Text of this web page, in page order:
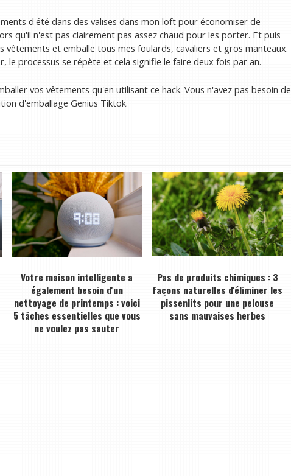
d'été dans des valises dans mon loft pour économiser de
qu'il n'est pas clairement pas assez chaud pour les porter. Et puis
vêtements et emballe tous mes foulards, cavaliers et gros manteaux.
le processus se répète et cela signifie le faire deux fois par an.
vos vêtements qu'en utilisant ce hack. Vous n'avez pas besoin de
d'emballage Genius Tiktok.
Votre maison intelligente a
également besoin d'un
nettoyage de printemps : voici
5 tâches essentielles que vous
ne voulez pas sauter
Pas de produits chimiques : 3
façons naturelles d'éliminer les
pissenlits pour une pelouse
sans mauvaises herbes